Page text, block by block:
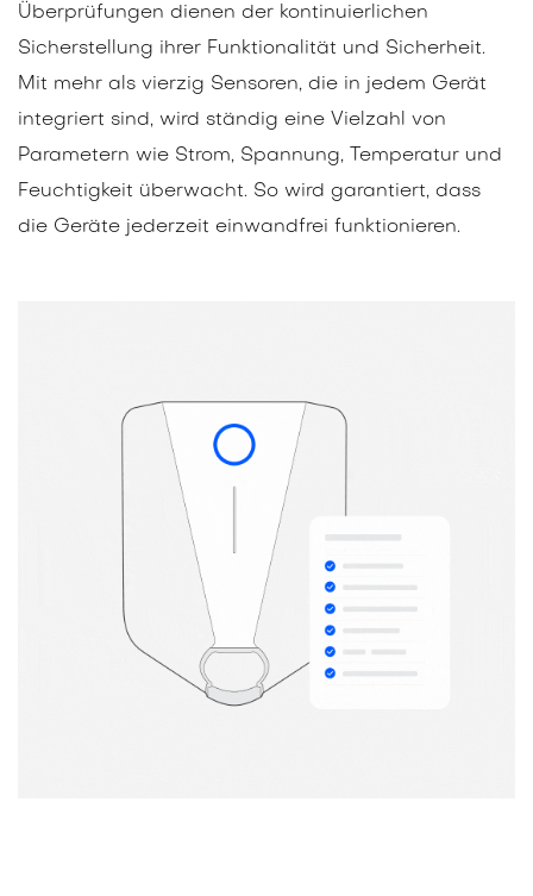
Überprüfungen dienen der kontinuierlichen
Sicherstellung ihrer Funktionalität und Sicherheit.
Mit mehr als vierzig Sensoren, die in jedem Gerät
integriert sind, wird ständig eine Vielzahl von
Parametern wie Strom, Spannung, Temperatur und
Feuchtigkeit überwacht. So wird garantiert, dass
die Geräte jederzeit einwandfrei funktionieren.